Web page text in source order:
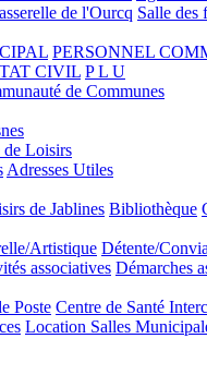
de l'Ourcq Salle des
PERSONNEL
CIVIL P L U
de Communes
de Loisirs
Adresses Utiles
de Jablines Bibliothèque
Artistique Détente/
associatives Démarches
Poste Centre de Santé
Location Salles